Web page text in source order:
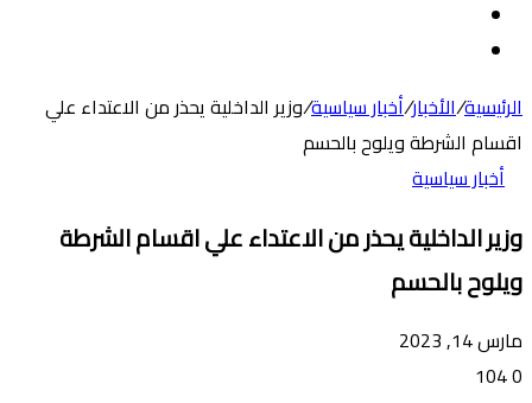
الرئيسية/الأخبار/أخبار سياسية/وزير الداخلية يحذر من الاعتداء علي
اقسام الشرطة ويلوح بالحسم
أخبار سياسية
وزير الداخلية يحذر من الاعتداء علي اقسام الشرطة
ويلوح بالحسم
مارس 14, 2023
0